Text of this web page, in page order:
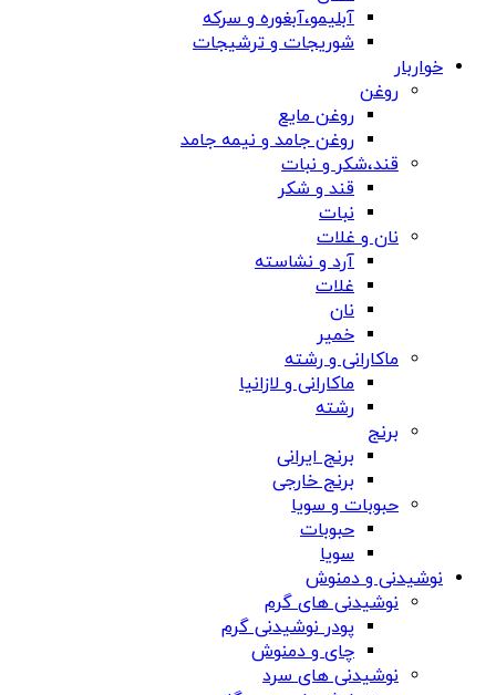
آبلیمو،آبغوره و سرکه
شوریجات و ترشیجات
خواربار
روغن
روغن مایع
روغن جامد و نیمه جامد
قند،شکر و نبات
قند و شکر
نبات
نان و غلات
آرد و نشاسته
غلات
نان
خمیر
ماکارانی و رشته
ماکارانی و لازانیا
رشته
برنج
برنج ایرانی
برنج خارجی
حبوبات و سویا
حبوبات
سویا
نوشیدنی و دمنوش
نوشیدنی های گرم
پودر نوشیدنی گرم
چای و دمنوش
نوشیدنی های سرد